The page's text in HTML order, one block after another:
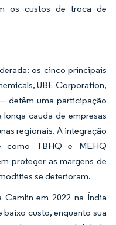
os custos de troca de
os cinco principais
UBE Corporation,
detêm uma participação
cauda de empresas
regionais. A integração
como TBHQ e MEHQ
proteger as margens de
se deterioram.
Camlin em 2022 na Índia
custo, enquanto sua